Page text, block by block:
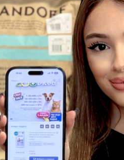
Масса Цена
Купить
1 шт
37.00 Hет
B наличии
Поводок-рулетка Flexi Blue New
Classic cord. Размер S. Цвет:
Синий. Длина: 8 метров. До 12 кг.